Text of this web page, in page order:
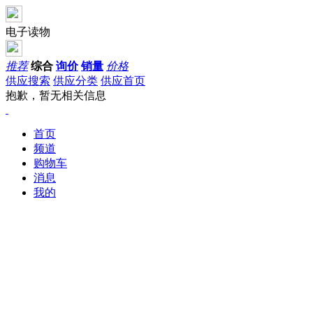
电子读物
推荐 综合 询价 销量 价格
供应搜索 供应分类 供应首页
抱歉，暂无相关信息
首页
频道
购物车
消息
我的